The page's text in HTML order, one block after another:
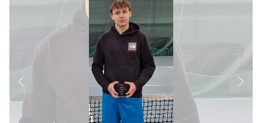
Previous Next